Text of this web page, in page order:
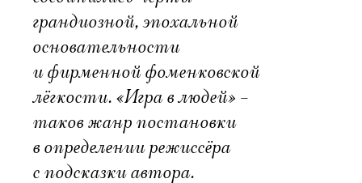
грандиозной, эпохальной
основательности
и фирменной фоменковской
лёгкости. «Игра в людей» –
таков жанр постановки
в определении режиссёра
с подсказки автора.